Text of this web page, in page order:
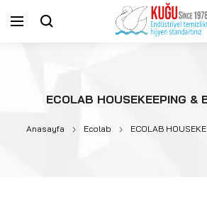
ECOLAB HOUSEKEEPING &
Anasayfa Ecolab ECOLAB